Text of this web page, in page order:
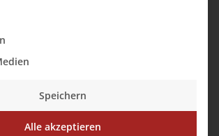
in (m/w/d)
Reife
der Service-Gruppen, für die eine
Speichern
Alle akzeptieren